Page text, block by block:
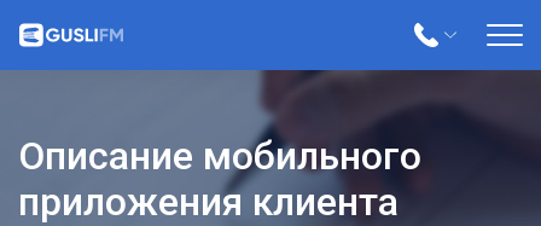
Описание мобильного
приложения клиента